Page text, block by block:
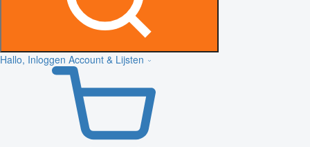
Hallo, Inloggen Account & Lijsten